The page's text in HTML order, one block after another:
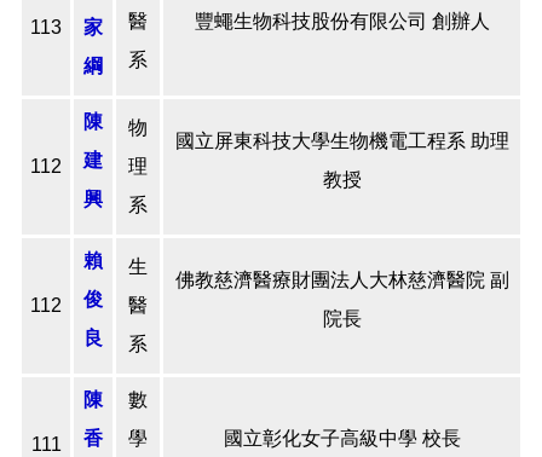
113
家
綱
醫
系
豐蠅生物科技股份有限公司 創辦人
112
陳
建
興
物
理
系
國立屏東科技大學生物機電工程系 助理
教授
112
賴
俊
良
生
醫
系
佛教慈濟醫療財團法人大林慈濟醫院 副
院長
111
陳
香
數
學
國立彰化女子高級中學 校長